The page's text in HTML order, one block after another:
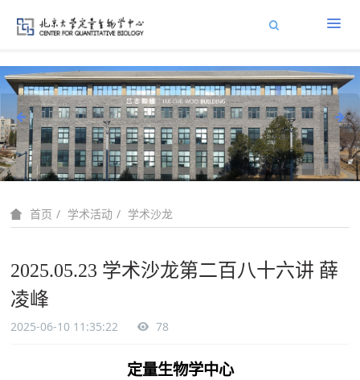
首页 学术活动 学术沙龙
2025.05.23 学术沙龙第二百八十六讲 薛
凌峰
2025-06-10 11:35:22 78
定量生物学中心